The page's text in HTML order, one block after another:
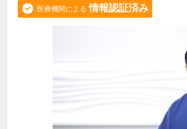
医療機関による 情報認証済み